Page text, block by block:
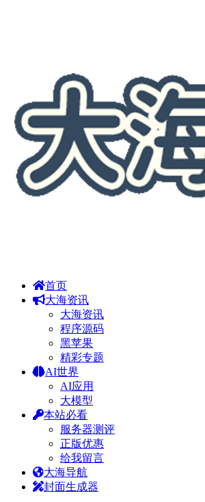
首页
大海资讯
大海资讯
程序源码
黑苹果
精彩专题
AI世界
AI应用
大模型
本站必看
服务器测评
正版优惠
给我留言
大海导航
封面生成器